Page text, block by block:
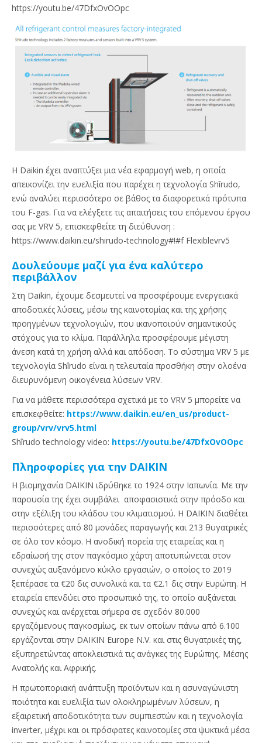
https://youtu.be/47DfxOvOOpc
Η Daikin έχει αναπτύξει μια νέα εφαρμογή web, η οποία
απεικονίζει την ευελιξία που παρέχει η τεχνολογία Shîrudo,
ενώ αναλύει περισσότερο σε βάθος τα διαφορετικά πρότυπα
του F-gas. Για να ελέγξετε τις απαιτήσεις του επόμενου έργου
σας με VRV 5, επισκεφθείτε τη διεύθυνση :
https://www.daikin.eu/shirudo-technology#!#f Flexiblevrv5
Δουλεύουμε μαζί για ένα καλύτερο
περιβάλλον
Στη Daikin, έχουμε δεσμευτεί να προσφέρουμε ενεργειακά
αποδοτικές λύσεις, μέσω της καινοτομίας και της χρήσης
προηγμένων τεχνολογιών, που ικανοποιούν σημαντικούς
στόχους για το κλίμα. Παράλληλα προσφέρουμε μέγιστη
άνεση κατά τη χρήση αλλά και απόδοση. Το σύστημα VRV 5 με
τεχνολογία Shîrudo είναι η τελευταία προσθήκη στην ολοένα
διευρυνόμενη οικογένεια λύσεων VRV.
Για να μάθετε περισσότερα σχετικά με το VRV 5 μπορείτε να
επισκεφθείτε: https://www.daikin.eu/en_us/product-
group/vrv/vrv5.html
Shîrudo technology video: https://youtu.be/47DfxOvOOpc
Πληροφορίες για την DAIKIN
Η βιομηχανία DAIKIN ιδρύθηκε το 1924 στην Ιαπωνία. Με την
παρουσία της έχει συμβάλει αποφασιστικά στην πρόοδο και
στην εξέλιξη του κλάδου του κλιματισμού. Η DAIKIN διαθέτει
περισσότερες από 80 μονάδες παραγωγής και 213 θυγατρικές
σε όλο τον κόσμο. Η ανοδική πορεία της εταιρείας και η
εδραίωσή της στον παγκόσμιο χάρτη αποτυπώνεται στον
συνεχώς αυξανόμενο κύκλο εργασιών, ο οποίος το 2019
ξεπέρασε τα €20 δις συνολικά και τα €2.1 δις στην Ευρώπη. Η
εταιρεία επενδύει στο προσωπικό της, το οποίο αυξάνεται
συνεχώς και ανέρχεται σήμερα σε σχεδόν 80.000
εργαζόμενους παγκοσμίως, εκ των οποίων πάνω από 6.100
εργάζονται στην DAIKIN Europe N.V. και στις θυγατρικές της,
εξυπηρετώντας αποκλειστικά τις ανάγκες της Ευρώπης, Μέσης
Ανατολής και Αφρικής.
Η πρωτοποριακή ανάπτυξη προϊόντων και η ασυναγώνιστη
ποιότητα και ευελιξία των ολοκληρωμένων λύσεων, η
εξαιρετική αποδοτικότητα των συμπιεστών και η τεχνολογία
inverter, μέχρι και οι πρόσφατες καινοτομίες στα ψυκτικά μέσα